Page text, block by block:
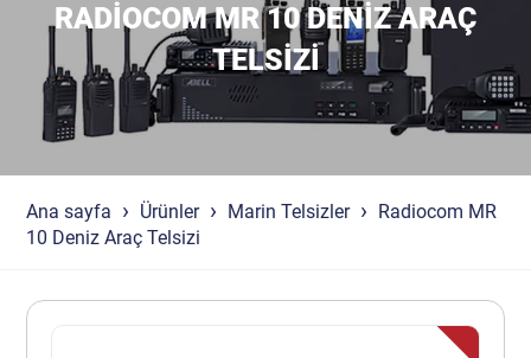
RADIOCOM MR 10 DENIZ ARAÇ
TELSIZI
Ana sayfa Ürünler Marin Telsizler
Radiocom MR
10 Deniz Araç Telsizi